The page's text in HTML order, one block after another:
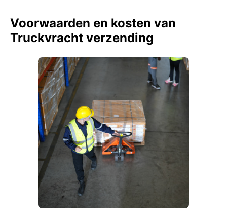
Voorwaarden en kosten van
Truckvracht verzending